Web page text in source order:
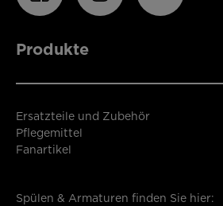
Produkte
Ersatzteile und Zubehör
Pflegemittel
Fanartikel
Spülen & Armaturen finden Sie hier: